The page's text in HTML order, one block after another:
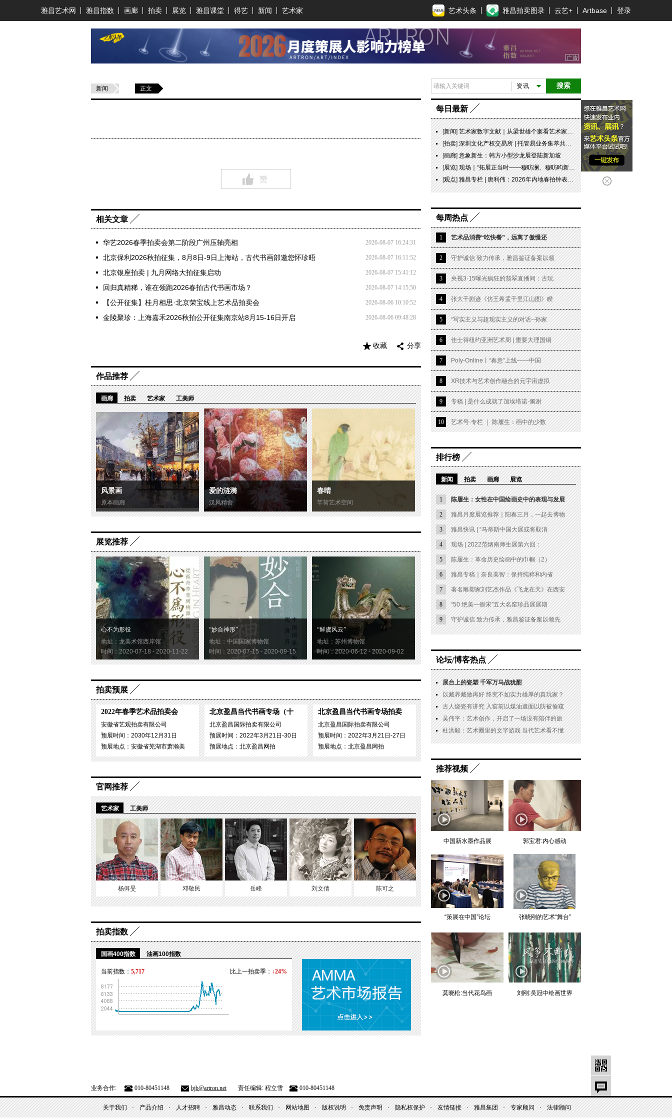
雅昌艺术网 雅昌指数 画廊 拍卖 展览 雅昌课堂 得艺 新闻 艺术家 艺术头条 雅昌拍卖图录 云艺+ Artbase 登录
新闻 正文
赞
相关文章
2026-08-07 16:24:31
华艺2026春季拍卖会第二阶段广州压轴亮相
2026-08-07 16:11:52
北京保利2026秋拍征集，8月8日-9日上海站，古代书画部邀您怀珍晤
2026-08-07 15:41:12
北京银座拍卖 | 九月网络大拍征集启动
2026-08-07 14:15:50
回归真精稀，谁在领跑2026春拍古代书画市场？
2026-08-06 10:10:52
【公开征集】桂月相思·北京荣宝线上艺术品拍卖会
2026-08-06 09:48:28
金陵聚珍：上海嘉禾2026秋拍公开征集南京站8月15-16日开启
分享
收藏
作品推荐
画廊 拍卖 艺术家 工美师
风景画
原本画廊
爱的涟漪
汉风精舍
春晴
芊荷艺术空间
展览推荐
心不为形役
地址：龙美术馆西岸馆
时间：2020-07-18 - 2020-11-22
“妙合神形”
地址：中国国家博物馆
时间：2020-07-15 - 2020-09-15
“鲜虞风云”
地址：苏州博物馆
时间：2020-06-12 - 2020-09-02
拍卖预展
2022年春季艺术品拍卖会
安徽省艺观拍卖有限公司
预展时间：2030年12月31日
预展地点：安徽省芜湖市萧瀚美
北京盈昌当代书画专场（十
北京盈昌国际拍卖有限公司
预展时间：2022年3月21日-30日
预展地点：北京盈昌网拍
北京盈昌当代书画专场拍卖
北京盈昌国际拍卖有限公司
预展时间：2022年3月21日-27日
预展地点：北京盈昌网拍
官网推荐
艺术家 工美师
杨佴旻 邓敬民 岳峰 刘文倩 陈可之
拍卖指数
国画400指数 油画100指数
比上一拍卖季： ↓24%
当前指数： 5,717
搜索
资讯
每日最新
[新闻]艺术家数字文献｜从梁世雄个案看艺术家艺术数字文献的重要性和紧迫性
[拍卖]深圳文化产权交易所 | 托管易业务集萃共赏 吉光瓷影
[画廊]意象新生：韩方小型沙龙展登陆新加坡
[展览]现场｜“拓展正当时——穆昉澜、穆昉昀新帛画艺术展”在京展出
[观点]雅昌专栏 | 唐利伟：2026年内地春拍钟表市场观察 赛道重构、圈层分化与收藏逻辑迭代
每周热点
1 艺术品消费“吃快餐”，远离了傲慢还
2 守护诚信 致力传承，雅昌鉴证备案以领
3 央视3·15曝光疯狂的翡翠直播间：古玩
4 张大千剧迹《仿王希孟千里江山图》睽
5 “写实主义与超现实主义的对话--孙家
6 佳士得纽约亚洲艺术周 | 重要大理国铜
7 Poly-Online丨“春意”上线——中国
8 XR技术与艺术创作融合的元宇宙虚拟
9 专稿 | 是什么成就了加埃塔诺·佩谢
10 艺术号·专栏 ｜ 陈履生：画中的少数
排行榜
新闻 拍卖 画廊 展览
1 陈履生：女性在中国绘画史中的表现与发展
2 雅昌月度展览推荐｜阳春三月，一起去博物
3 雅昌快讯 | “马蒂斯中国大展或将取消
4 现场 | 2022范炳南师生展第六回：
5 陈履生：革命历史绘画中的巾帼（2）
6 雅昌专稿｜奈良美智：保持纯粹和内省
7 著名雕塑家刘艺杰作品《飞龙在天》在西安
8 “50 绝美—御宋”五大名窑珍品展展期
9 守护诚信 致力传承，雅昌鉴证备案以领先
论坛/博客热点
展台上的瓷塑 千军万马战犹酣
以藏养藏做再好 终究不如实力雄厚的真玩家？
古人烧瓷有讲究 入窑前以煤油遮面以防被偷窥
吴伟平：艺术创作，开启了一场没有陪伴的旅
杜洪毅：艺术圈里的文字游戏 当代艺术看不懂
推荐视频
中国新水墨作品展 郭宝君:内心感动
“策展在中国”论坛 张晓刚的艺术“舞台”
莫晓松:当代花鸟画 刘刚:吴冠中绘画世界
业务合作: 010-80451148 bjb@artron.net 责任编辑: 程立雪 010-80451148
关于我们 产品介绍 人才招聘 雅昌动态 联系我们 网站地图 版权说明 免责声明 隐私权保护 友情链接 雅昌集团 专家顾问 法律顾问